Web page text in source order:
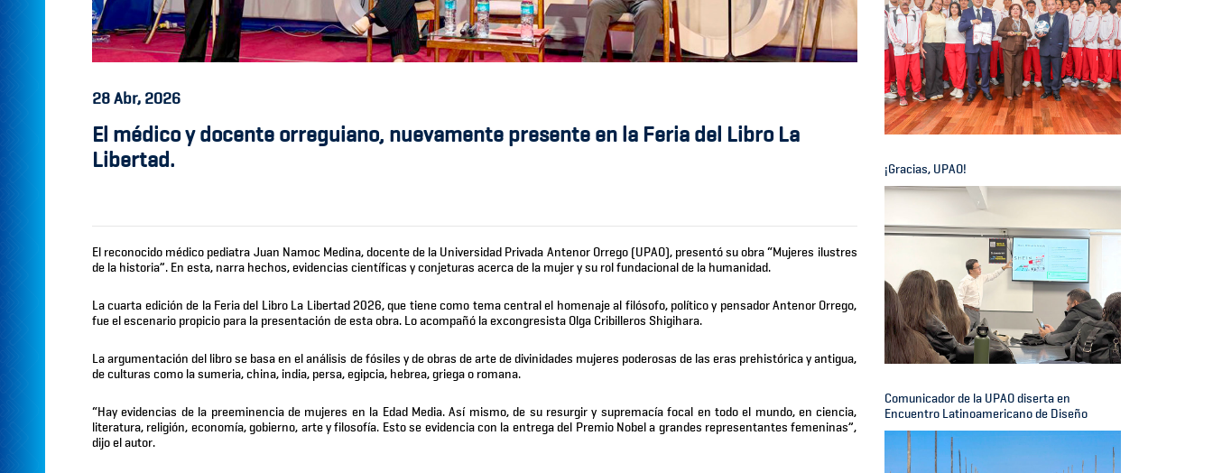
28Abr, 2026
El médico y docente orreguiano, nuevamente presente en la Feria del Libro La
Libertad.
El reconocido médico pediatra Juan Namoc Medina, docente de la Universidad Privada Antenor Orrego (UPAO), presentó su obra “Mujeres ilustres
de la historia”. En esta, narra hechos, evidencias científicas y conjeturas acerca de la mujer y su rol fundacional de la humanidad.
La cuarta edición de la Feria del Libro La Libertad 2026, que tiene como tema central el homenaje al filósofo, político y pensador Antenor Orrego,
fue el escenario propicio para la presentación de esta obra. Lo acompañó la excongresista Olga Cribilleros Shigihara.
La argumentación del libro se basa en el análisis de fósiles y de obras de arte de divinidades mujeres poderosas de las eras prehistórica y antigua,
de culturas como la sumeria, china, india, persa, egipcia, hebrea, griega o romana.
“Hay evidencias de la preeminencia de mujeres en la Edad Media. Así mismo, de su resurgir y supremacía focal en todo el mundo, en ciencia,
literatura, religión, economía, gobierno, arte y filosofía. Esto se evidencia con la entrega del Premio Nobel a grandes representantes femeninas”,
dijo el autor.
¡Gracias, UPAO!
Comunicador de la UPAO diserta en
Encuentro Latinoamericano de Diseño